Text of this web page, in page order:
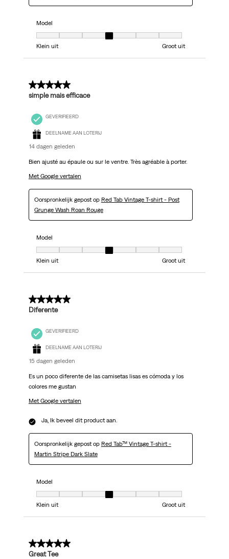
Model
Model, 4 van 7, waarbij 1 gelijk is aan Klein uit en 7 gelijk is aan Groot uit
Klein uit
Groot uit
5 van 5 sterren.
simple mais efficace
GEVERIFIEERD
DEELNAME AAN LOTERIJ
14 dagen geleden
Bien ajusté au épaule ou sur le ventre. Très agréable à porter.
Met Google vertalen
Oorspronkelijk gepost op Red Tab Vintage T-shirt - Post
Grunge Wash Roan Rouge
Model
Model, 4 van 7, waarbij 1 gelijk is aan Klein uit en 7 gelijk is aan Groot uit
Klein uit
Groot uit
5 van 5 sterren.
Diferente
GEVERIFIEERD
DEELNAME AAN LOTERIJ
15 dagen geleden
Es un poco diferente de las camisetas lisas es cómoda y los
colores me gustan
Met Google vertalen
Ja, Ik beveel dit product aan.
Oorspronkelijk gepost op Red Tab™ Vintage T-shirt -
Martin Stripe Dark Slate
Model
Model, 4 van 7, waarbij 1 gelijk is aan Klein uit en 7 gelijk is aan Groot uit
Klein uit
Groot uit
5 van 5 sterren.
Great Tee